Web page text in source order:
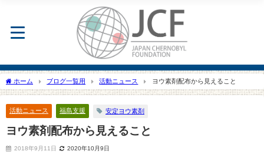
ホーム ブログ一覧用 活動ニュース ヨウ素剤配布から見えること
活動ニュース 福島支援 安定ヨウ素剤
ヨウ素剤配布から見えること
2018年9月11日 2020年10月9日